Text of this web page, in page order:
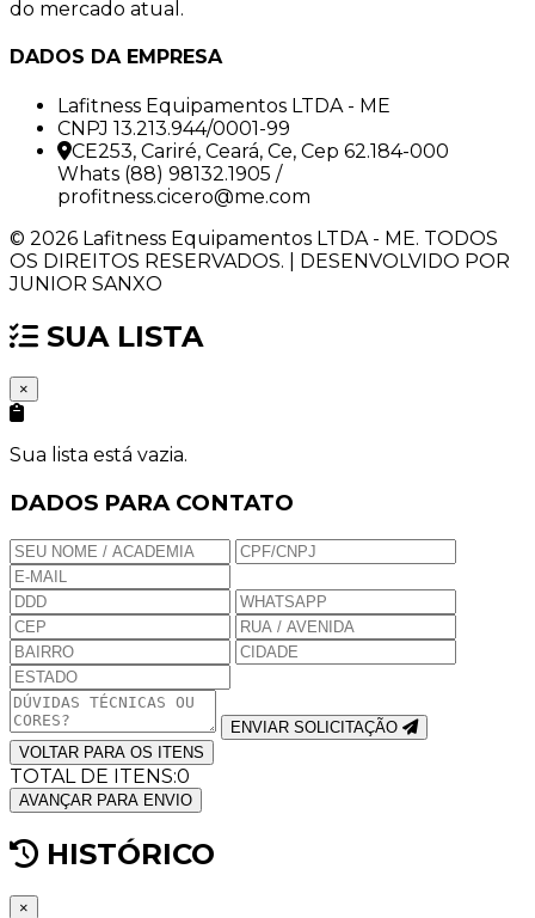
do mercado atual.
DADOS DA EMPRESA
Lafitness Equipamentos LTDA - ME
CNPJ 13.213.944/0001-99
CE253, Cariré, Ceará, Ce, Cep 62.184-000
Whats (88) 98132.1905 /
profitness.cicero@me.com
© 2026 Lafitness Equipamentos LTDA - ME. TODOS
OS DIREITOS RESERVADOS. | DESENVOLVIDO POR
JUNIOR SANXO
SUA LISTA
×
Sua lista está vazia.
DADOS PARA CONTATO
ENVIAR SOLICITAÇÃO
VOLTAR PARA OS ITENS
TOTAL DE ITENS:0
AVANÇAR PARA ENVIO
HISTÓRICO
×